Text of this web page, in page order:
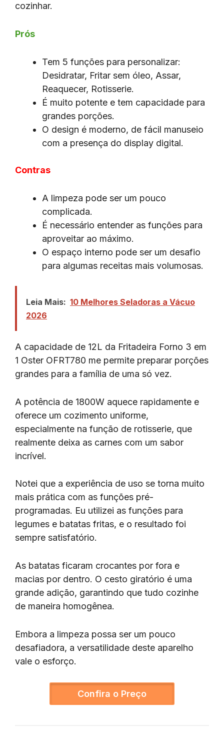
cozinhar.
Prós
Tem 5 funções para personalizar:
Desidratar, Fritar sem óleo, Assar,
Reaquecer, Rotisserie.
É muito potente e tem capacidade para
grandes porções.
O design é moderno, de fácil manuseio
com a presença do display digital.
Contras
A limpeza pode ser um pouco
complicada.
É necessário entender as funções para
aproveitar ao máximo.
O espaço interno pode ser um desafio
para algumas receitas mais volumosas.
Leia Mais: 10 Melhores Seladoras a Vácuo
2026
A capacidade de 12L da Fritadeira Forno 3 em
1 Oster OFRT780 me permite preparar porções
grandes para a família de uma só vez.
A potência de 1800W aquece rapidamente e
oferece um cozimento uniforme,
especialmente na função de rotisserie, que
realmente deixa as carnes com um sabor
incrível.
Notei que a experiência de uso se torna muito
mais prática com as funções pré-
programadas. Eu utilizei as funções para
legumes e batatas fritas, e o resultado foi
sempre satisfatório.
As batatas ficaram crocantes por fora e
macias por dentro. O cesto giratório é uma
grande adição, garantindo que tudo cozinhe
de maneira homogênea.
Embora a limpeza possa ser um pouco
desafiadora, a versatilidade deste aparelho
vale o esforço.
Confira o Preço